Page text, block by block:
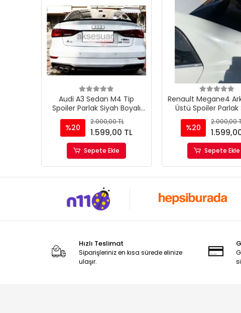
Audi A3 Sedan M4 Tip
Spoiler Parlak Siyah Boyalı
İthal Ürün Plastik
%20
2.000,00 TL
1.599,00 TL
Sepete Ekle
Renault Megane4
Üstü Spoiler Parlak
Spoyler
%20
2.000,00
Sepete Ekle
Hızlı Teslimat
Siparişleriniz en kısa sürede elinize
ulaşır.